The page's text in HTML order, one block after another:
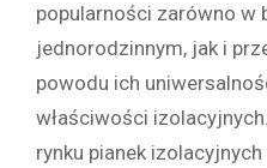
popularności zarówno w
jednorodzinnym, jak i
powodu ich
właściwości
rynku pianek izolacyjnych